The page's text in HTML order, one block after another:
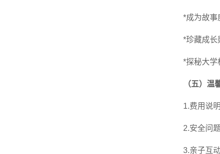
*成为故事
*珍藏成长
*探秘大学
（五）温
1.费用说
2.安全问
3.亲子互